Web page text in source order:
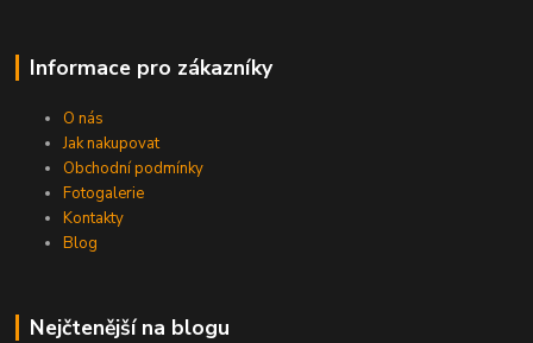
Informace pro zákazníky
O nás
Jak nakupovat
Obchodní podmínky
Fotogalerie
Kontakty
Blog
Nejčtenější na blogu